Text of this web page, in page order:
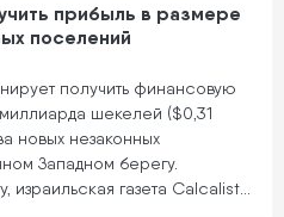
прибыль в размере
поселений
получить финансовую
шекелей ($0,31
новых незаконных
Западном берегу.
газета Calcalist…